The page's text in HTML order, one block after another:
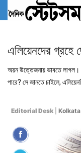
এলিয়েনদের গ্রহে
অয়ন উত্তেজনায় ভাবতে
পারে? সে জানতে চাইলে,
Editorial Desk Kolkata